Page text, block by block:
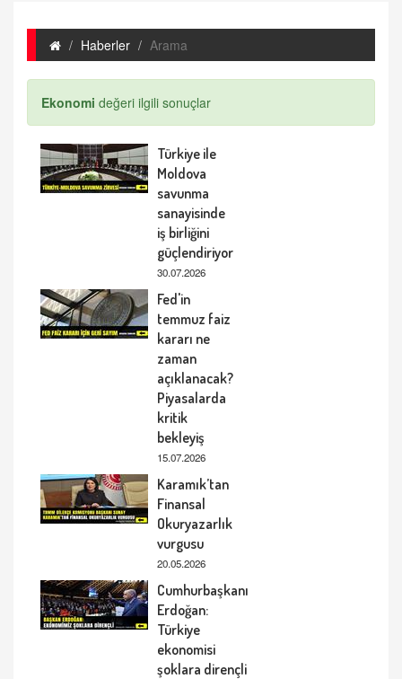
Haberler Arama
Ekonomi değeri ilgili sonuçlar
Türkiye ile
Moldova
savunma
sanayisinde
iş birliğini
güçlendiriyor
30.07.2026
Fed'in
temmuz faiz
kararı ne
zaman
açıklanacak?
Piyasalarda
kritik
bekleyiş
15.07.2026
Karamık’tan
Finansal
Okuryazarlık
vurgusu
20.05.2026
Cumhurbaşkanı
Erdoğan:
Türkiye
ekonomisi
şoklara dirençli